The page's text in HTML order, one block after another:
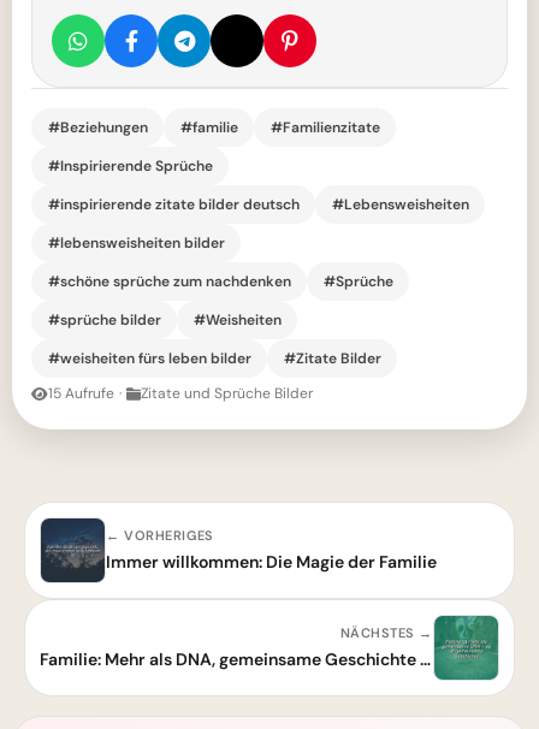
#Beziehungen #familie
#Familienzitate
#Inspirierende Sprüche
#inspirierende zitate bilder deutsch
#Lebensweisheiten
#lebensweisheiten bilder
#schöne sprüche zum nachdenken
#Sprüche
#sprüche bilder
#Weisheiten
#weisheiten fürs leben bilder
#Zitate Bilder
15 Aufrufe · Zitate und Sprüche Bilder
← VORHERIGES
Immer willkommen: Die Magie der Familie
NÄCHSTES →
Familie: Mehr als DNA, gemeinsame Geschichte prägt für immer.